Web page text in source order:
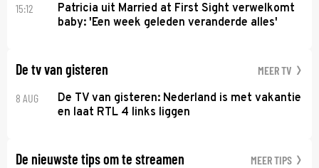
15:12
Patricia uit Married at First Sight verwelkomt
baby: 'Een week geleden veranderde alles'
De tv van gisteren MEER TV
8 AUG
De TV van gisteren: Nederland is met vakantie
en laat RTL 4 links liggen
De nieuwste tips om te streamen MEER TIPS